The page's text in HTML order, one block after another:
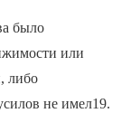
было
или
либо
не имел19.